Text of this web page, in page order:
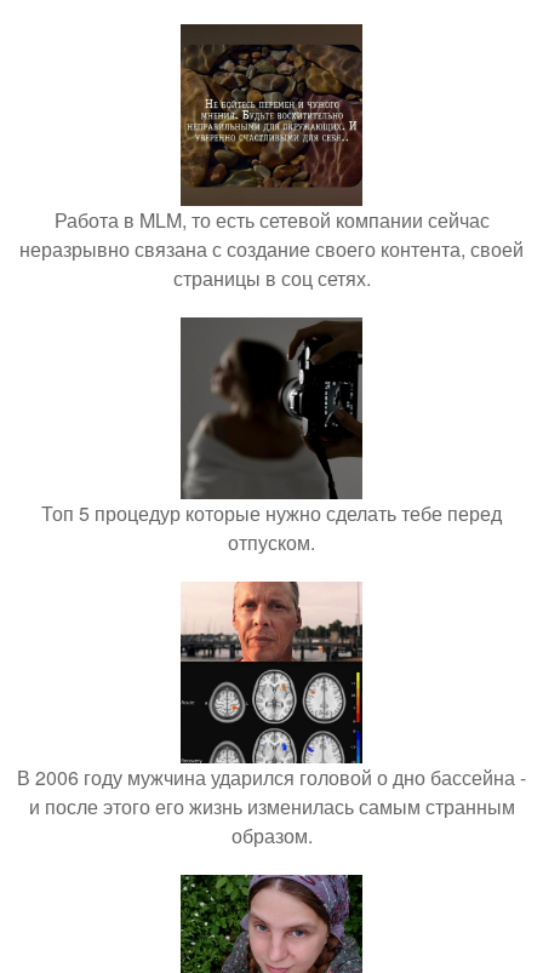
Работа в MLM, то есть сетевой компании сейчас
неразрывно связана с создание своего контента, своей
страницы в соц сетях.
Топ 5 процедур которые нужно сделать тебе перед
отпуском.
В 2006 году мужчина ударился головой о дно бассейна -
и после этого его жизнь изменилась самым странным
образом.